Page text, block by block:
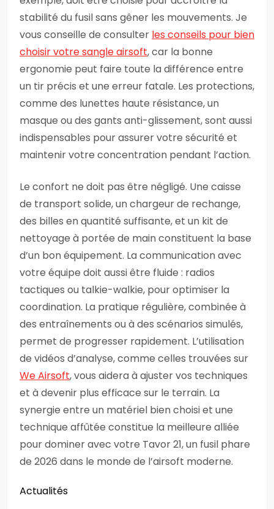
stabilité du fusil sans gêner les mouvements. Je
vous conseille de consulter les conseils pour bien
choisir votre sangle airsoft, car la bonne
ergonomie peut faire toute la différence entre
un tir précis et une erreur fatale. Les protections,
comme des lunettes haute résistance, un
masque ou des gants anti-glissement, sont aussi
indispensables pour assurer votre sécurité et
maintenir votre concentration pendant l’action.
Le confort ne doit pas être négligé. Une caisse
de transport solide, un chargeur de rechange,
des billes en quantité suffisante, et un kit de
nettoyage à portée de main constituent la base
d’un bon équipement. La communication avec
votre équipe doit aussi être fluide : radios
tactiques ou talkie-walkie, pour optimiser la
coordination. La pratique régulière, combinée à
des entraînements ou à des scénarios simulés,
permet de progresser rapidement. L’utilisation
de vidéos d’analyse, comme celles trouvées sur
We Airsoft, vous aidera à ajuster vos techniques
et à devenir plus efficace sur le terrain. La
synergie entre un matériel bien choisi et une
technique affûtée constitue la meilleure alliée
pour dominer avec votre Tavor 21, un fusil phare
de 2026 dans le monde de l’airsoft moderne.
Actualités